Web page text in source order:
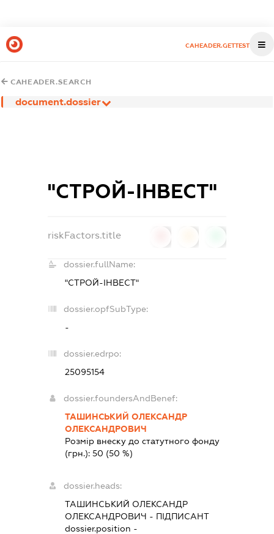
CAHEADER.GETTEST
CAHEADER.SEARCH
document.dossier
"СТРОЙ-ІНВЕСТ"
riskFactors.title
dossier.fullName:
"СТРОЙ-ІНВЕСТ"
dossier.opfSubType:
-
dossier.edrpo:
25095154
dossier.foundersAndBenef:
ТАШИНСЬКИЙ ОЛЕКСАНДР
ОЛЕКСАНДРОВИЧ
Розмір внеску до статутного фонду
(грн.): 50 (50 %)
dossier.heads:
ТАШИНСЬКИЙ ОЛЕКСАНДР
ОЛЕКСАНДРОВИЧ - ПІДПИСАНТ
dossier.position -